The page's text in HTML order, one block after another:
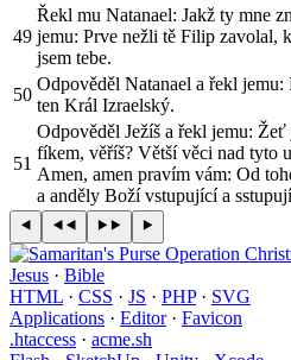
49
Řekl mu Natanael: Jakž ty mne
jemu: Prve nežli tě Filip zavolal,
jsem tebe.
50
Odpověděl Natanael a řekl
ten Král Izraelský.
51
Odpověděl Ježíš a řekl jemu:
fíkem, věříš? Větší věci nad tyto
Amen, amen pravím vám: Od
a anděly Boží vstupující a
Jesus · Bible
HTML · CSS · JS · PHP· SVG
Applications · Editor· Favicon
.htaccess · acme.sh